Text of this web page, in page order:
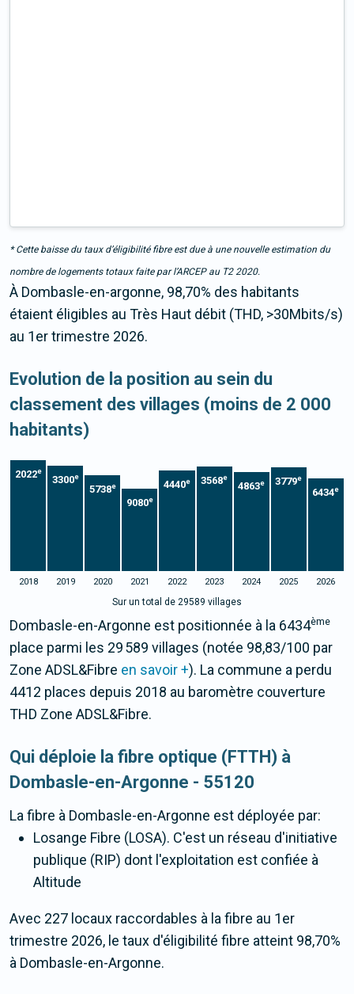
* Cette baisse du taux d’éligibilité fibre est due à une nouvelle estimation du
nombre de logements totaux faite par l’ARCEP au T2 2020.
À Dombasle-en-argonne, 98,70% des habitants
étaient éligibles au Très Haut débit (THD, >30Mbits/s)
au 1er trimestre 2026.
Evolution de la position au sein du
classement des villages (moins de 2 000
habitants)
2022e
3300e
5738e
9080e
4440e 3568e
4863e 3779e
6434e
2018 2019 2020 2021 2022 2023 2024 2025 2026
Sur un total de 29589 villages
Dombasle-en-Argonne est positionnée à la 6434ème
place parmi les 29 589 villages (notée 98,83/100 par
Zone ADSL&Fibre en savoir +). La commune a perdu
4412 places depuis 2018 au baromètre couverture
THD Zone ADSL&Fibre.
Qui déploie la fibre optique (FTTH) à
Dombasle-en-Argonne - 55120
La fibre à Dombasle-en-Argonne est déployée par:
Losange Fibre (LOSA). C'est un réseau d'initiative
publique (RIP) dont l'exploitation est confiée à
Altitude
Avec 227 locaux raccordables à la fibre au 1er
trimestre 2026, le taux d'éligibilité fibre atteint 98,70%
à Dombasle-en-Argonne.